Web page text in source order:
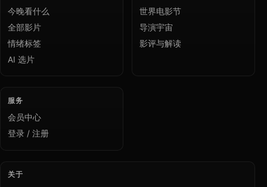
今晚看什么
全部影片
情绪标签
AI 选片
世界电影节
导演宇宙
影评与解读
服务
会员中心
登录 / 注册
关于